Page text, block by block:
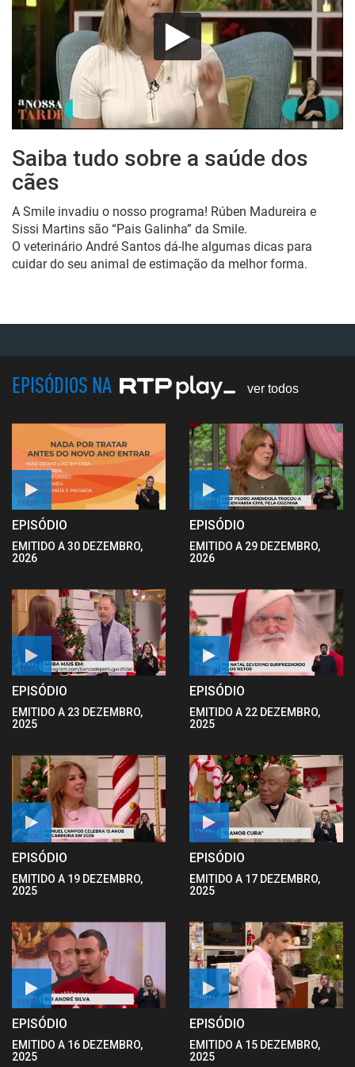
Saiba tudo sobre a saúde dos
cães
A Smile invadiu o nosso programa! Rúben Madureira e
Sissi Martins são “Pais Galinha” da Smile.
O veterinário André Santos dá-lhe algumas dicas para
cuidar do seu animal de estimação da melhor forma.
EPISÓDIOS NA ver todos
EPISÓDIO
EMITIDO A 30 DEZEMBRO,
2026
EPISÓDIO
EMITIDO A 29 DEZEMBRO,
2026
EPISÓDIO
EMITIDO A 23 DEZEMBRO,
2025
EPISÓDIO
EMITIDO A 22 DEZEMBRO,
2025
EPISÓDIO
EMITIDO A 19 DEZEMBRO,
2025
EPISÓDIO
EMITIDO A 17 DEZEMBRO,
2025
EPISÓDIO
EMITIDO A 16 DEZEMBRO,
2025
EPISÓDIO
EMITIDO A 15 DEZEMBRO,
2025